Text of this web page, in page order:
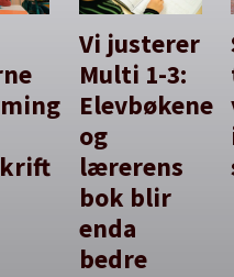
Vi justerer
Multi 1-3:
Elevbøkene
og
lærerens
bok blir
enda
bedre